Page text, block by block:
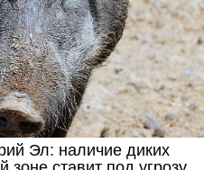
Эл: наличие диких